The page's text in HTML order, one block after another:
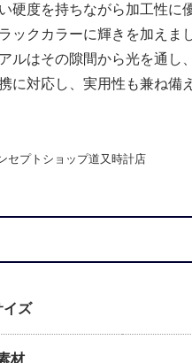
硬度を持ちながら加工性に
ックカラーに輝きを加え
ルはその隙間から光を通し
に対応し、実用性も兼ね備
セプトショップ道又時計店
イズ
材